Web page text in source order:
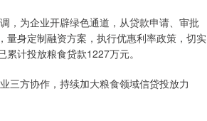
为企业开辟绿色通道，从贷款申请、审批
量身定制融资方案，执行优惠利率政策，切实
计投放粮食贷款1227万元。
方协作，持续加大粮食领域信贷投放力